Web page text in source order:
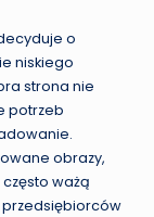
o
niskiego
strona nie
potrzeb
obrazy,
ważą
przedsiębiorców